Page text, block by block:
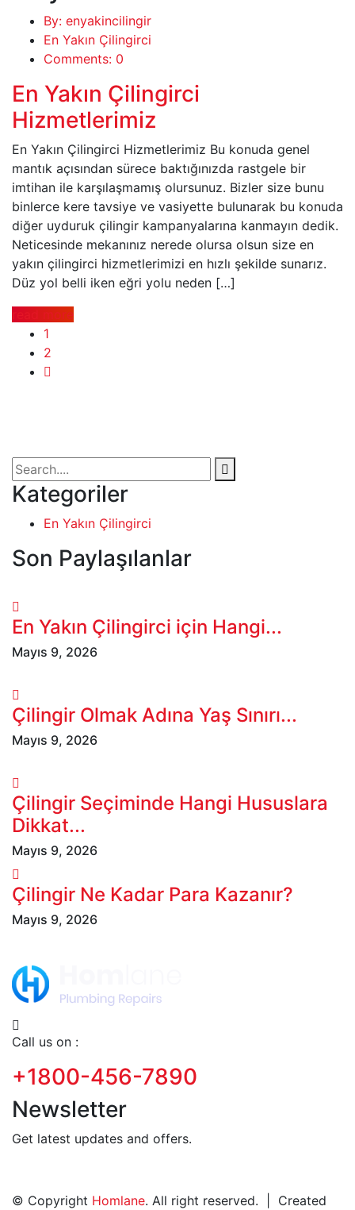
By: enyakincilingir
En Yakın Çilingirci
Comments: 0
En Yakın Çilingirci
Hizmetlerimiz
En Yakın Çilingirci Hizmetlerimiz Bu konuda genel
mantık açısından sürece baktığınızda rastgele bir
imtihan ile karşılaşmamış olursunuz. Bizler size bunu
binlerce kere tavsiye ve vasiyette bulunarak bu konuda
diğer uyduruk çilingir kampanyalarına kanmayın dedik.
Neticesinde mekanınız nerede olursa olsun size en
yakın çilingirci hizmetlerimizi en hızlı şekilde sunarız.
Düz yol belli iken eğri yolu neden […]
read more
1
2
Kategoriler
En Yakın Çilingirci
Son Paylaşılanlar
En Yakın Çilingirci için Hangi...
Mayıs 9, 2026
Çilingir Olmak Adına Yaş Sınırı...
Mayıs 9, 2026
Çilingir Seçiminde Hangi Hususlara
Dikkat...
Mayıs 9, 2026
Çilingir Ne Kadar Para Kazanır?
Mayıs 9, 2026
Call us on :
+1800-456-7890
Newsletter
Get latest updates and offers.
© Copyright Homlane. All right reserved. | Created